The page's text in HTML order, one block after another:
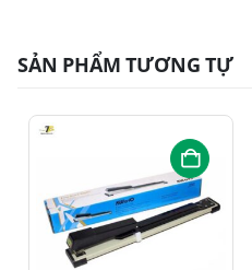
SẢN PHẨM TƯƠNG TỰ